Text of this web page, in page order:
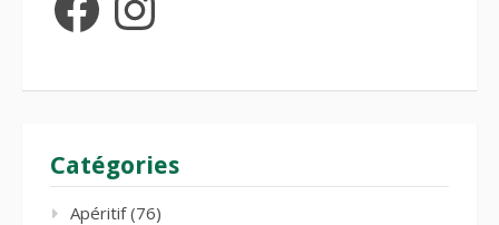
Catégories
Apéritif(76)